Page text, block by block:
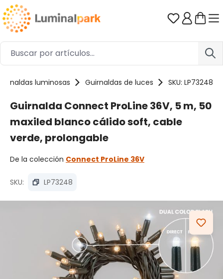
Saltar al contenido principal Tienes 0
luminosas Guirnaldas de luces SKU: LP73248
Guirnalda Connect ProLine 36V, 5 m, 50
maxiled blanco cálido soft, cable
verde, prolongable
De la colección Connect ProLine 36V
SKU: LP73248